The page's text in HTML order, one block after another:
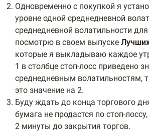
Одновременно с покупкой я
уровне одной среднедневной
среднедневной волатильности
посмотрю в своем выпуске
которые я выкладываю каждое
1 в столбце стоп-лосс приведено
среднедневным волатильностям,
это значение на 2.
Буду ждать до конца торгового
бумага не продастся по стоп-
2 минуты до закрытия торгов.